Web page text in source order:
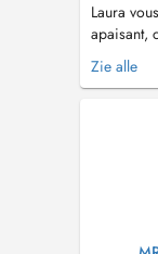
Laura
apaisant,
des
Zie alle